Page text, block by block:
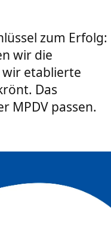
zum Erfolg:
wir die
wir etablierte
Das
MPDV passen.